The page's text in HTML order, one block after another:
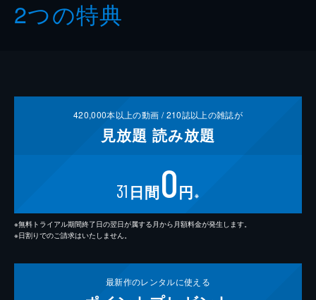
2つの特典
420,000本以上の動画 /210誌以上の雑誌が
見放題 読み放題
31 日間0円 ※
※無料トライアル期間終了日の翌日が属する月から月額料金が発生します。
※日割りでのご請求はいたしません。
最新作のレンタルに使える